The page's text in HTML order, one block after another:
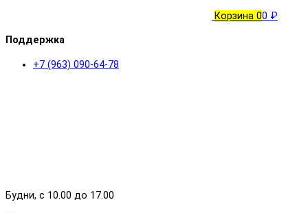
Корзина 00 ₽
Поддержка
+7 (963) 090-64-78
Будни, с 10.00 до 17.00